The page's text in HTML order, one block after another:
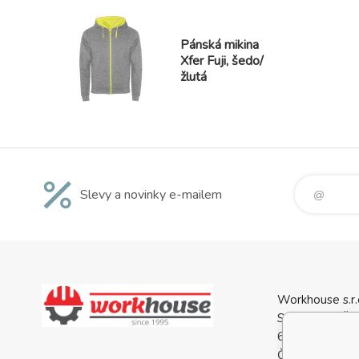
Pánská mikina
Xfer Fuji, šedo/
žlutá
Slevy a novinky e-mailem
Workhouse
Svatopluka
688 01
Česká Republika